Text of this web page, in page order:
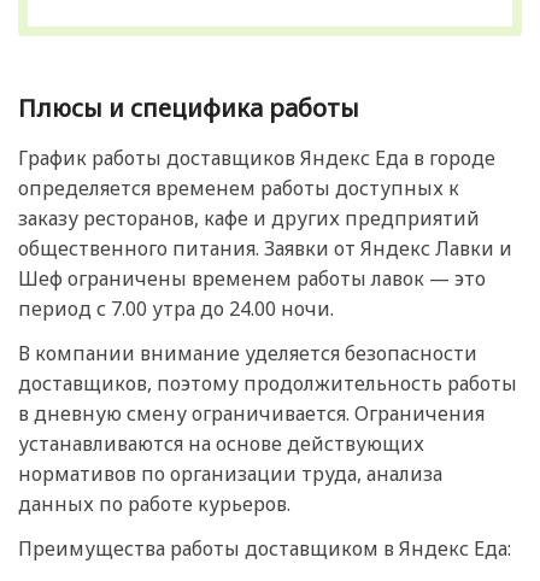
Плюсы и специфика работы
График работы доставщиков Яндекс Еда в городе
определяется временем работы доступных к
заказу ресторанов, кафе и других предприятий
общественного питания. Заявки от Яндекс Лавки и
Шеф ограничены временем работы лавок — это
период с 7.00 утра до 24.00 ночи.
В компании внимание уделяется безопасности
доставщиков, поэтому продолжительность работы
в дневную смену ограничивается. Ограничения
устанавливаются на основе действующих
нормативов по организации труда, анализа
данных по работе курьеров.
Преимущества работы доставщиком в Яндекс Еда: